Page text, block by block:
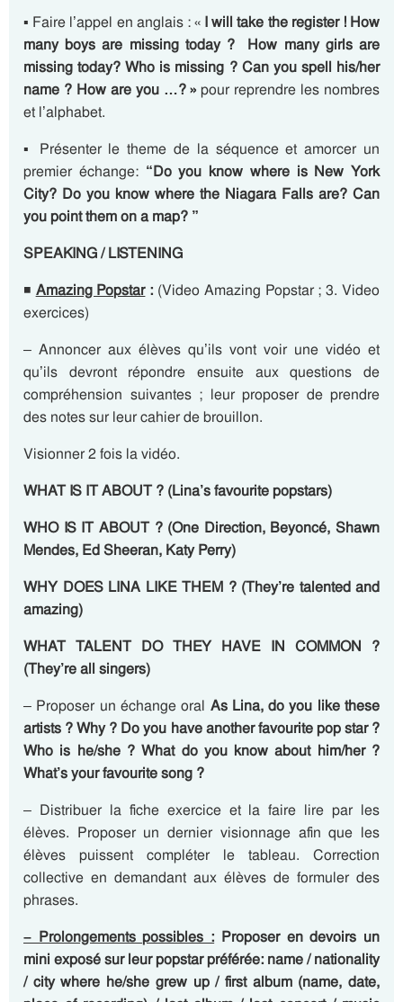
▪ Faire l’appel en anglais : « I will take the register ! How
many boys are missing today ? How many girls are
missing today? Who is missing ? Can you spell his/her
name ? How are you …? »pour reprendre les nombres
et l’alphabet.
▪ Présenter le theme de la séquence et amorcer un
premier échange: “Do you know where is New York
City? Do you know where the Niagara Falls are? Can
you point them on a map? ”
SPEAKING / LISTENING
◾ Amazing Popstar: (Video Amazing Popstar ; 3. Video
exercices)
– Annoncer aux élèves qu’ils vont voir une vidéo et
qu’ils devront répondre ensuite aux questions de
compréhension suivantes ; leur proposer de prendre
des notes sur leur cahier de brouillon.
Visionner 2 fois la vidéo.
WHAT IS IT ABOUT ? (Lina’s favourite popstars)
WHO IS IT ABOUT ? (One Direction, Beyoncé, Shawn
Mendes, Ed Sheeran, Katy Perry)
WHY DOES LINA LIKE THEM ? (They’re talented and
amazing)
WHAT TALENT DO THEY HAVE IN COMMON ?
(They’re all singers)
– Proposer un échange oral As Lina, do you like these
artists ? Why ? Do you have another favourite pop star ?
Who is he/she ? What do you know about him/her ?
What’s your favourite song ?
– Distribuer la fiche exercice et la faire lire par les
élèves. Proposer un dernier visionnage afin que les
élèves puissent compléter le tableau. Correction
collective en demandant aux élèves de formuler des
phrases.
– Prolongements possibles : Proposer en devoirs un
mini exposé sur leur popstar préférée: name / nationality
/ city where he/she grew up / first album (name, date,